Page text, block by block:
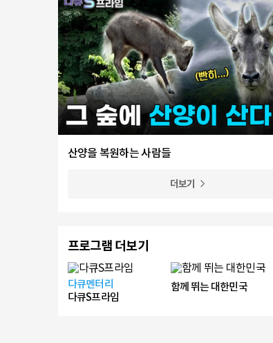
산양을 복원하는 사람들
더보기
프로그램 더보기
다큐멘터리
다큐S프라임
함께 뛰는 대한민국